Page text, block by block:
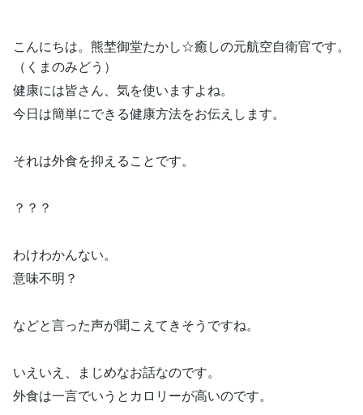
こんにちは。熊埜御堂たかし☆癒しの元航空自衛官です。
（くまのみどう）
健康には皆さん、気を使いますよね。
今日は簡単にできる健康方法をお伝えします。
それは外食を抑えることです。
？？？
わけわかんない。
意味不明？
などと言った声が聞こえてきそうですね。
いえいえ、まじめなお話なのです。
外食は一言でいうとカロリーが高いのです。